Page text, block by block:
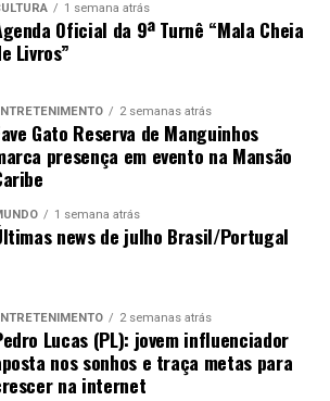
1 semana atrás
Oficial da 9ª Turnê “Mala Cheia
Livros”
2 semanas atrás
Gato Reserva de Manguinhos
presença em evento na Mansão
1 semana atrás
news de julho Brasil/Portugal
2 semanas atrás
Lucas (PL): jovem influenciador
nos sonhos e traça metas para
na internet